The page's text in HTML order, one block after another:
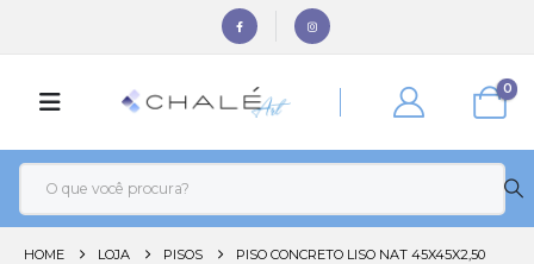
0
HOME LOJA PISOS PISO CONCRETO LISO NAT 45X45X2,50